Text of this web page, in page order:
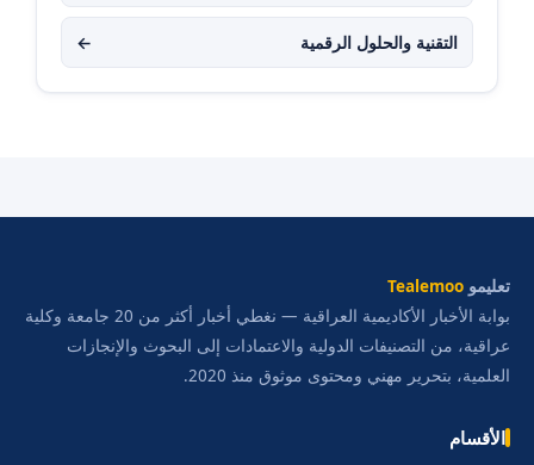
التقنية والحلول الرقمية ←
تعليمو Tealemoo
بوابة الأخبار الأكاديمية العراقية — نغطي أخبار أكثر من 20 جامعة وكلية
عراقية، من التصنيفات الدولية والاعتمادات إلى البحوث والإنجازات
العلمية، بتحرير مهني ومحتوى موثوق منذ 2020.
الأقسام